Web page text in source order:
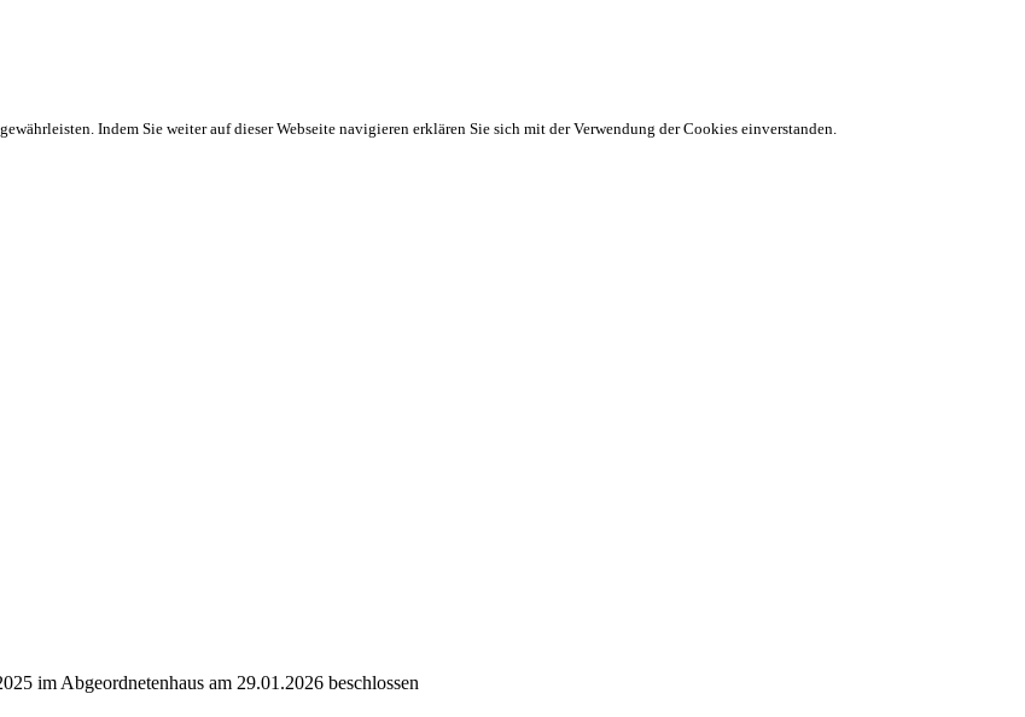
Indem Sie weiter auf dieser Webseite navigieren erklären Sie sich mit der Verwendung der Cookies einverstanden.
im Abgeordnetenhaus am 29.01.2026 beschlossen